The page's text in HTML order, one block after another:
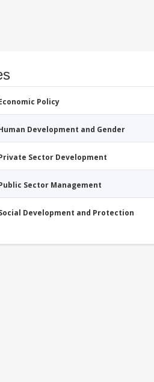
Policy
Development and Gender
Private Sector Development
Sector Management
Social Development and Protection